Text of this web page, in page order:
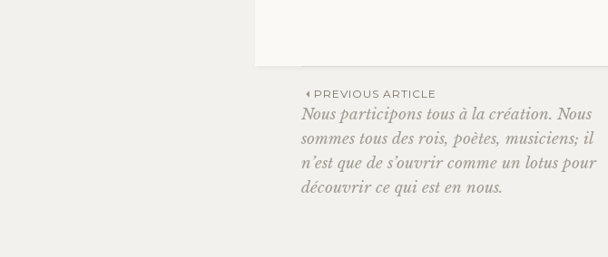
Navigation
des
PREVIOUS ARTICLE
Nous participons tous à la création. Nous
sommes tous des rois, poètes, musiciens; il
n’est que de s’ouvrir comme un lotus pour
découvrir ce qui est en nous.